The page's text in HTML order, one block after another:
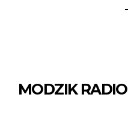
MODZIK RADIO